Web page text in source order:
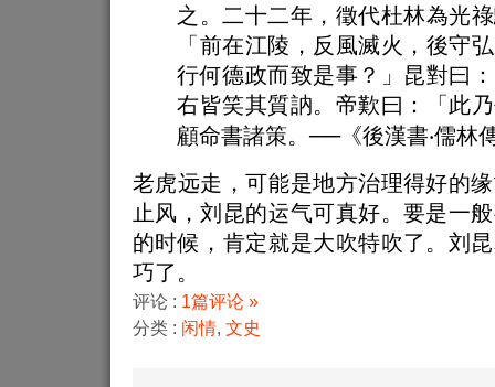
之。二十二年，徵代杜林為光
「前在江陵，反風滅火，後守
行何德政而致是事？」昆對曰
右皆笑其質訥。帝歎曰：「此
顧命書諸策。──《後漢書‧儒林
老虎远走，可能是地方治理得好的
止风，刘昆的运气可真好。要是一
的时候，肯定就是大吹特吹了。刘
巧了。
评论 : 1篇评论 »
分类 : 闲情, 文史